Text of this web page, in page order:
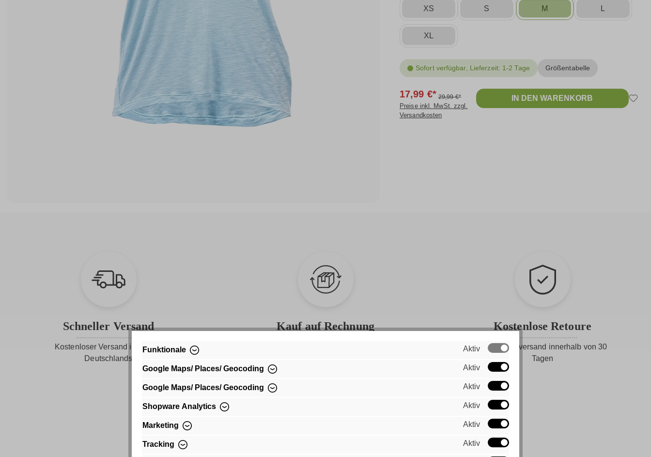
XS S M L
XL
Sofort verfügbar, Lieferzeit: 1-2 Tage Größentabelle
17,99 €* 29,99 €*
Preise inkl. MwSt. zzgl.
Versandkosten
IN DEN WARENKORB
Schneller Versand
Kostenloser Versand innerhalb
Deutschlands
Kauf auf Rechnung Kostenlose Retoure
Gratis Rückversand innerhalb von 30
Tagen
Funktionale Aktiv
Google Maps/ Places/ Geocoding Aktiv
Google Maps/ Places/ Geocoding Aktiv
Shopware Analytics Aktiv
Marketing Aktiv
Tracking Aktiv